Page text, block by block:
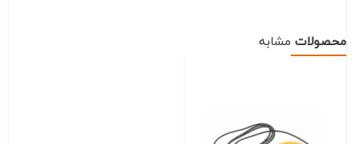
محصولات مشابه